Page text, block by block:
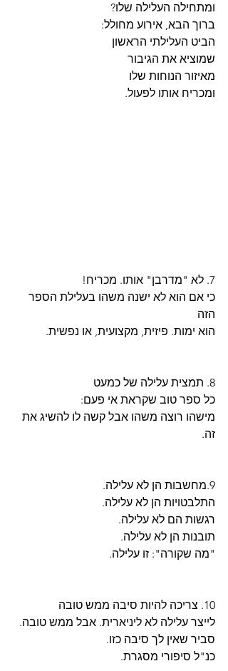
ומתחילה העלילה שלו?
ברוך הבא, אירוע מחולל:
הביט העלילתי הראשון
שמוציא את הגיבור
מאיזור הנוחות שלו
ומכריח אותו לפעול.
7. לא "מדרבן" אותו. מכריח!
כי אם הוא לא ישנה משהו בעלילת הספר
הזה
הוא ימות. פיזית, מקצועית, או נפשית.
8. תמצית עלילה של כמעט
כל ספר טוב שקראת אי פעם:
מישהו רוצה משהו אבל קשה לו להשיג את
זה.
9.מחשבות הן לא עלילה.
התלבטויות הן לא עלילה.
רגשות הם לא עלילה.
תובנות הן לא עלילה.
"מה שקורה": זו עלילה.
10. צריכה להיות סיבה ממש טובה
לייצר עלילה לא ליניארית. אבל ממש טובה.
סביר שאין לך סיבה כזו.
כנ"ל סיפורי מסגרת.